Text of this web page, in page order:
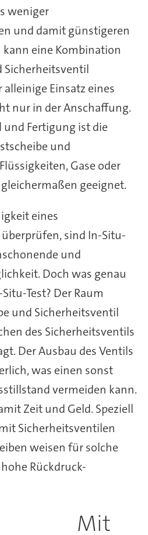
weniger
und damit günstigeren
eine Kombination
Sicherheitsventil
Einsatz eines
nur in der Anschaffung.
Fertigung ist die
und
Gase oder
geeignet.
eines
sind In-Situ-
und
Doch was genau
Test? Der Raum
und Sicherheitsventil
des Sicherheitsventils
Der Ausbau des Ventils
was einen sonst
vermeiden kann.
Zeit und Geld. Speziell
Sicherheitsventilen
weisen für solche
Rückdruck-
Mit